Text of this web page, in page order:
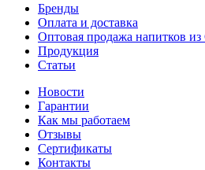
Бренды
Оплата и доставка
Оптовая продажа напитков
Продукция
Статьи
Новости
Гарантии
Как мы работаем
Отзывы
Сертификаты
Контакты